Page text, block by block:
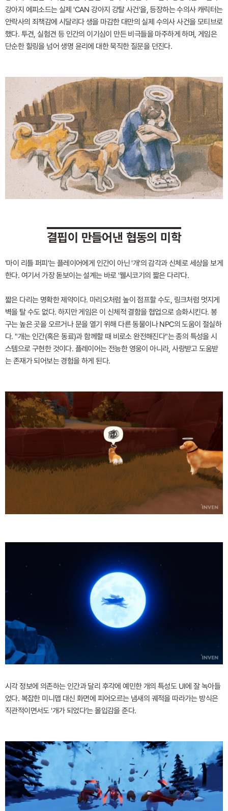
강아지 에피소드는 실제 'CAN 강아지 강탈 사건'을, 등장하는 수의사 캐릭터는
안락사의 죄책감에 시달리다 생을 마감한 대만의 실제 수의사 사건을 모티브로
했다. 투견, 실험견 등 인간의 이기심이 만든 비극들을 마주하게 하며, 게임은
단순한 힐링을 넘어 생명 윤리에 대한 묵직한 질문을 던진다.
결핍이 만들어낸 협동의 미학
'마이 리틀 퍼피'는 플레이어에게 인간이 아닌 '개'의 감각과 신체로 세상을 보게
한다. 여기서 가장 돋보이는 설계는 바로 '웰시코기의 짧은 다리'다.
짧은 다리는 명확한 제약이다. 마리오처럼 높이 점프할 수도, 링크처럼 멋지게
벽을 탈 수도 없다. 하지만 게임은 이 신체적 결함을 협업으로 승화시킨다. 봉
구는 높은 곳을 오르거나 문을 열기 위해 다른 동물이나 NPC의 도움이 절실하
다. "개는 인간(혹은 동료)과 함께할 때 비로소 완전해진다"는 종의 특성을 시
스템으로 구현한 것이다. 플레이어는 전능한 영웅이 아니라, 사랑받고 도움받
는 존재가 되어보는 경험을 하게 된다.
시각 정보에 의존하는 인간과 달리 후각에 예민한 개의 특성도 UI에 잘 녹아들
었다. 복잡한 미니맵 대신 화면에 피어오르는 냄새의 궤적을 따라가는 방식은
직관적이면서도 '개가 되었다'는 몰입감을 준다.